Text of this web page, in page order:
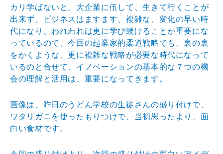
カリ学ばないと、大企業に伍して、生きて行くことが
出来ず、ビジネスはますます、複雑な、変化の早い時
代になり、われわれは更に学び続けることが重要にな
っているので、今回の起業家的柔道戦略でも、裏の裏
をかくような、更に複雑な戦略が必要な時代になって
いるのと合せて、イノベーションの基本的な７つの機
会の理解と活用は、重要になってきます。
画像は、昨日のうどん学校の生徒さんの盛り付けで、
ワタリガニを使ったもりつけで、当初思ったより、面
白い食材です。